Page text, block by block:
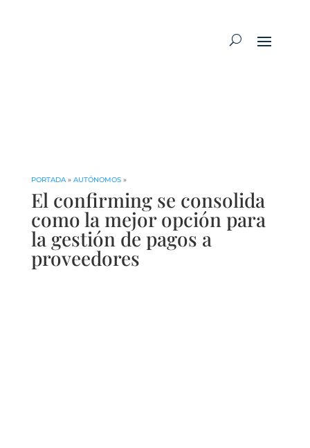
PORTADA» AUTÓNOMOS»
El confirming se consolida
como la mejor opción para
la gestión de pagos a
proveedores